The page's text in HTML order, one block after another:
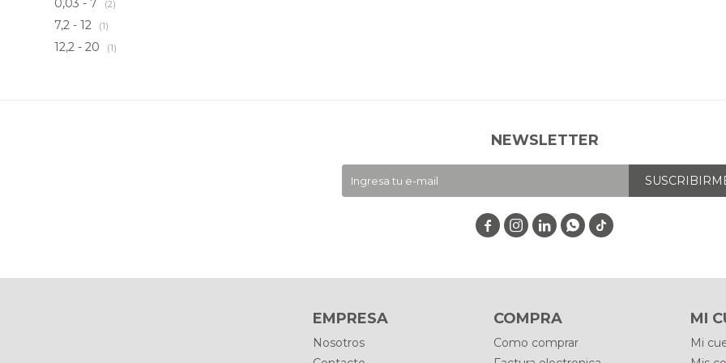
0,03 - 7 (2)
7,2 - 12 (1)
12,2 - 20 (1)
EMPRESA
Nosotros
COMPRA
Como comprar
MI
Mi
NEWSLETTER
   